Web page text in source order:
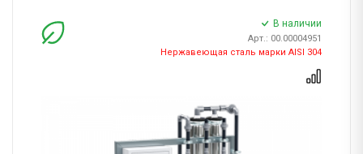
В наличии
Арт.: 00.00004951
Нержавеющая сталь марки AISI 304